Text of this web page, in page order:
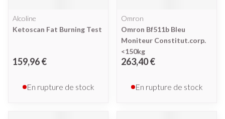
Alcoline
Ketoscan Fat Burning Test
159,96 €
En rupture de stock
Omron
Omron Bf511b Bleu
Moniteur Constitut.corp.
<150kg
263,40 €
En rupture de stock